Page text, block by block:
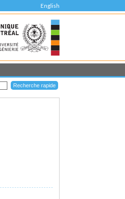
English